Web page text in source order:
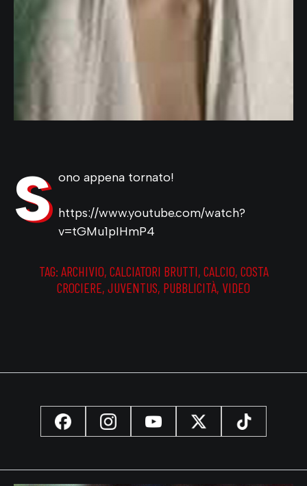
S ono appena tornato!
https://www.youtube.com/watch?
v=tGMu1pIHmP4
TAG: ARCHIVIO, CALCIATORI BRUTTI, CALCIO, COSTA
CROCIERE, JUVENTUS, PUBBLICITÀ, VIDEO